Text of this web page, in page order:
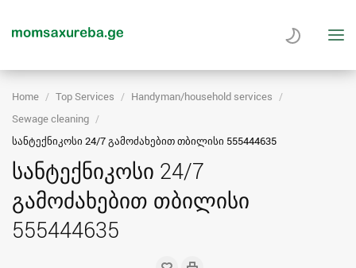
Home Top Services
Handyman/household services
Sewage cleaning
სანტექნიკოსი 24/7 გამოძახებით თბილისი 555444635
სანტექნიკოსი 24/7
გამოძახებით თბილისი
555444635